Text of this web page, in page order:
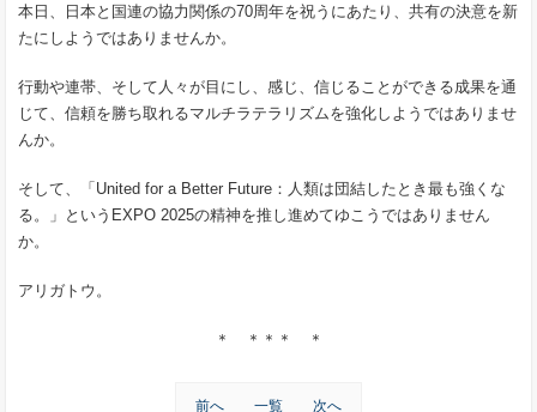
本日、日本と国連の協力関係の70周年を祝うにあたり、共有の決意を新
たにしようではありませんか。
行動や連帯、そして人々が目にし、感じ、信じることができる成果を通
じて、信頼を勝ち取れるマルチラテラリズムを強化しようではありませ
んか。
そして、「United for a Better Future：人類は団結したとき最も強くな
る。」というEXPO 2025の精神を推し進めてゆこうではありません
か。
アリガトウ。
＊ ＊＊＊ ＊
前へ 一覧 次へ